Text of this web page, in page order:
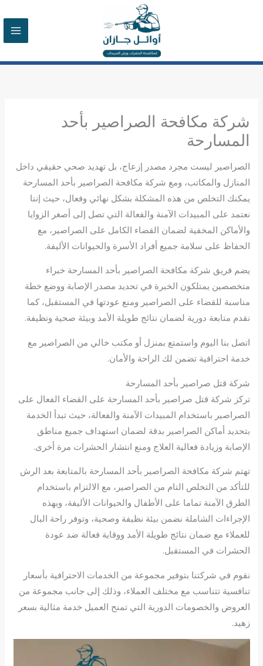
شركة مكافحة الصراصير بأحد
المسارحة
الصراصير ليست مجرد مصدر إزعاج، بل تهديد صحي حقيقي داخل
المنازل والمكاتب، ومع شركة مكافحة الصراصير بأحد المسارحة
يمكنك التخلص من هذه المشكلة بشكل نهائي وفعال، حيث إننا
نعتمد على المبيدات الآمنة والفعالة التي تصل إلى أصغر الزوايا
والأماكن المخفية لضمان القضاء الكامل على الصراصير، مع
الحفاظ على سلامة جميع أفراد الأسرة والحيوانات الأليفة.
يضم فريق شركة مكافحة الصراصير بأحد المسارحة خبراء
متخصصين يمتلكون الخبرة في تحديد مصدر الإصابة ووضع خطة
مناسبة للقضاء على الصراصير ومنع عودتها في المستقبل، كما
نقدم متابعة دورية لضمان نتائج طويلة الأمد وبيئة صحية ونظيفة.
اتصل بنا اليوم واستمتع بمنزل أو مكتب خالي من الصراصير مع
خدمة احترافية تضمن لك الراحة والأمان.
شركة قتل صراصير بأحد المسارحة
تركز شركة قتل صراصير بأحد المسارحة على القضاء الفعال على
الصراصير باستخدام المبيدات الآمنة والفعالة، حيث تبدأ الخدمة
بتحديد أماكن الصراصير بدقة لضمان استهداف جميع مناطق
الإصابة وزيادة فعالية العلاج ومنع انتشار الحشرات مرة أخرى.
تهتم شركة مكافحة الصراصير بأحد المسارحة بالمتابعة بعد الرش
للتأكد من التخلص التام من الصراصير، مع الالتزام باستخدام
الطرق الآمنة تماما على الأطفال والحيوانات الأليفة، وبهذه
الإجراءات الشاملة نضمن بيئة نظيفة وصحية، وتوفر راحة البال
للعملاء مع ضمان نتائج طويلة الأمد ووقاية فعالة ضد عودة
الحشرات في المستقبل.
نقوم في شركتنا بتوفير مجموعة من الخدمات الاحترافية بأسعار
تنافسية تتناسب مع مختلف العملاء، وذلك إلى جانب مجموعة من
العروض والخصومات الدورية التي تمنح العميل خدمة مثالية بسعر
زهيد.